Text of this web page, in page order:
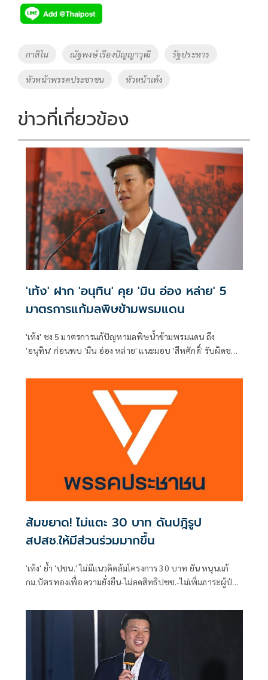
Tags
กาสิโน ณัฐพงษ์ เรืองปัญญาวุฒิ รัฐประหาร
หัวหน้าพรรคประชาชน หัวหน้าเท้ง
ข่าวที่เกี่ยวข้อง
'เท้ง' ฝาก 'อนุทิน' คุย 'มิน อ่อง หล่าย' 5
มาตรการแก้มลพิษข้ามพรมแดน
'เท้ง' ชง 5 มาตรการแก้ปัญหามลพิษน้ำข้ามพรมแดน ถึง
'อนุทิน' ก่อนพบ 'มิน อ่อง หล่าย' แนะมอบ 'สีหศักดิ์' รับผิดชอบ
ส้มขยาด! ไม่แตะ 30 บาท ดันปฎิรูป
สปสช.ให้มีส่วนร่วมมากขึ้น
'เท้ง' ย้ำ 'ปชน.' ไม่มีแนวคิดล้มโครงการ 30 บาท ยัน หนุนแก้
กม.บัตรทองเพื่อความยั่งยืน-ไม่ลดสิทธิปชช.-ไม่เพิ่มภาระผู้ป่วย
มากขึ้น